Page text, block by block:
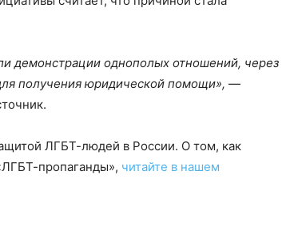
демонстрации однополых отношений, через
получения юридической помощи», —
ЛГБТ-людей в России. О том, как
пропаганды», читайте в нашем